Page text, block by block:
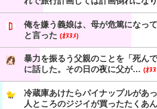
俺を嫌う義娘は、母が危篤になっ
と言った (ｵﾇﾇﾒ)
暴力を振るう父親のことを「死ん
に話した。その日の夜に父が… (ｵﾇ
冷蔵庫あけたらパイナップルがあ
人ところのジジイが買ったたくあ